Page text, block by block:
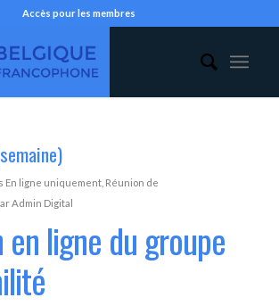
Accès pour les membres
En ligne uniquement, Réunion de
Admin Digital
en ligne du groupe